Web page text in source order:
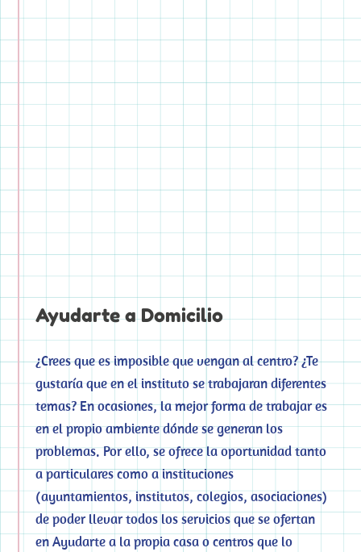
Ayudarte a Domicilio
¿Crees que es imposible que vengan al centro? ¿Te
gustaría que en el instituto se trabajaran diferentes
temas? En ocasiones, la mejor forma de trabajar es
en el propio ambiente dónde se generan los
problemas. Por ello, se ofrece la oportunidad tanto
a particulares como a instituciones
(ayuntamientos, institutos, colegios, asociaciones)
de poder llevar todos los servicios que se ofertan
en Ayudarte a la propia casa o centros que lo